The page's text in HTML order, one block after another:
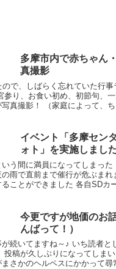
多摩市内で赤ちゃん
真撮影
で、しばらく忘れていた行
参り、お食い初め、初節句、一
真撮影！ （家庭によって、ち
イベント「多摩セン
ォト」を実施しまし
う間に満員になってしまった
雨で直前まで催行が危ぶまれ
ことができました 各自SDカ
今更ですが地価のお
んばって！）
続いてますね～♪ いち読者と
投稿が久しぶりになってしま
さかのヘルペスにかかって尋